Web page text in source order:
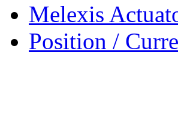
Melexis
Position /